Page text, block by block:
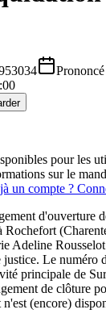
pour les
sur le
un compte ?
d'ouverture
Rochefort
Adeline
justice. Le numéro
principale de
de clôture
(encore)